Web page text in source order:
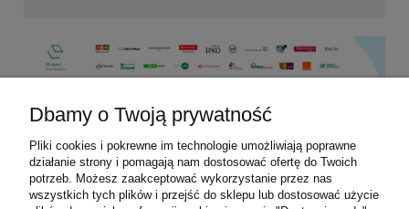
Informacje
Płatności i dostawa
Dbamy o Twoją prywatność
Pliki cookies i pokrewne im technologie umożliwiają poprawne
działanie strony i pomagają nam dostosować ofertę do Twoich
potrzeb. Możesz zaakceptować wykorzystanie przez nas
wszystkich tych plików i przejść do sklepu lub dostosować użycie